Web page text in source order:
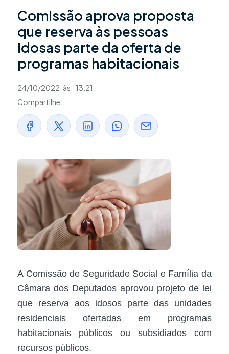
Comissão aprova proposta
que reserva às pessoas
idosas parte da oferta de
programas habitacionais
24/10/2022 às
13:21
Compartilhe:
A Comissão de Seguridade Social e Família da
Câmara dos Deputados aprovou projeto de lei
que reserva aos idosos parte das unidades
residenciais ofertadas em programas
habitacionais públicos ou subsidiados com
recursos públicos.